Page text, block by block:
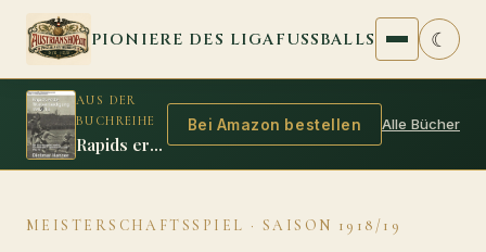
Zum Inhalt springen
PIONIERE DES LIGAFUSSBALLS ☾
AUS DER
BUCHREIHE
Rapids erste Titelverteidigung 1912/13
Bei Amazon bestellen Alle Bücher
MEISTERSCHAFTSSPIEL · SAISON 1918/19